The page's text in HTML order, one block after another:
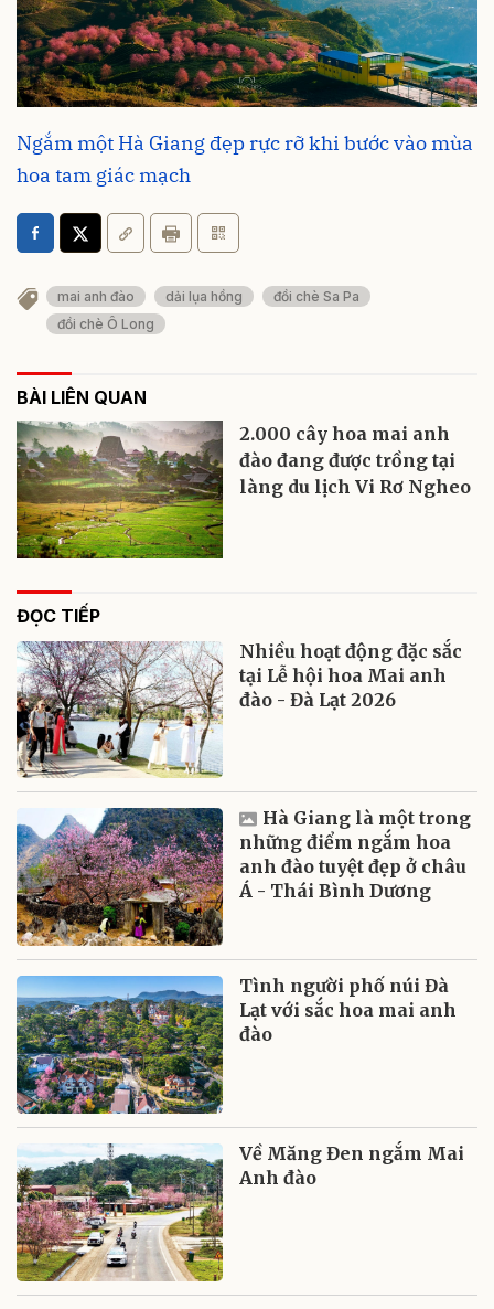
Ngắm một Hà Giang đẹp rực rỡ khi bước vào mùa
hoa tam giác mạch
mai anh đào dải lụa hồng
đồi chè Sa Pa
đồi chè Ô Long
BÀI LIÊN QUAN
2.000 cây hoa mai anh
đào đang được trồng tại
làng du lịch Vi Rơ Ngheo
ĐỌC TIẾP
Nhiều hoạt động đặc sắc
tại Lễ hội hoa Mai anh
đào - Đà Lạt 2026
Hà Giang là một trong
những điểm ngắm hoa
anh đào tuyệt đẹp ở châu
Á - Thái Bình Dương
Tình người phố núi Đà
Lạt với sắc hoa mai anh
đào
Về Măng Đen ngắm Mai
Anh đào